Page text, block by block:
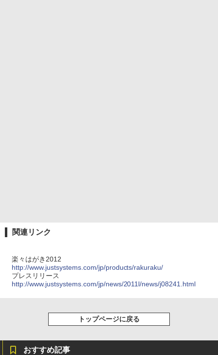
関連リンク
楽々はがき2012
http://www.justsystems.com/jp/products/rakuraku/
プレスリリース
http://www.justsystems.com/jp/news/2011l/news/j08241.html
トップページに戻る
おすすめ記事